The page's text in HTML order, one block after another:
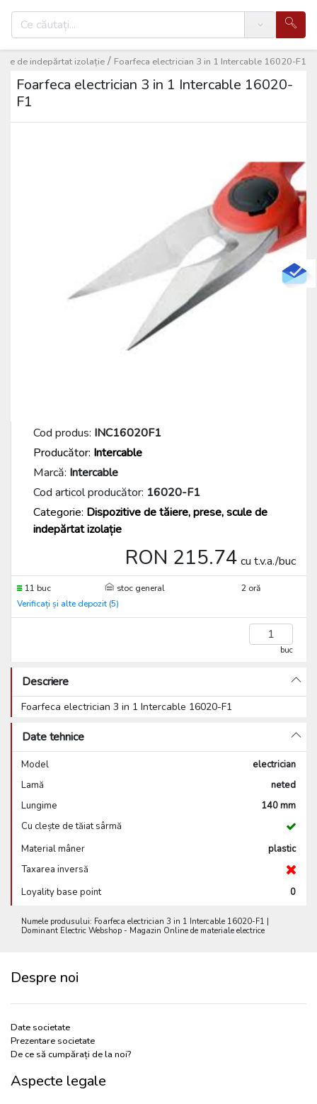
Search
Foarfeca electrician 3 in 1 Intercable 16020-F1
/
de indepărtat izolație
Foarfeca electrician 3 in 1 Intercable 16020-
F1
Cod produs: INC16020F1
Producător: Intercable
Marcă: Intercable
Cod articol producător: 16020-F1
Categorie: Dispozitive de tăiere, prese, scule de
indepărtat izolație
RON 215.74 cu t.v.a./buc
11 buc stoc general
2 oră
Verificați și alte depozit (5)
buc
Descriere
Foarfeca electrician 3 in 1 Intercable 16020-F1
Date tehnice
Model
electrician
Lamă
neted
Lungime
140 mm
Cu clește de tăiat sârmă
Material mâner
plastic
Taxarea inversă
Loyality base point
0
Numele produsului: Foarfeca electrician 3 in 1 Intercable 16020-F1 |
Dominant Electric Webshop - Magazin Online de materiale electrice
Despre noi
Date societate
Prezentare societate
De ce să cumpărați de la noi?
Aspecte legale